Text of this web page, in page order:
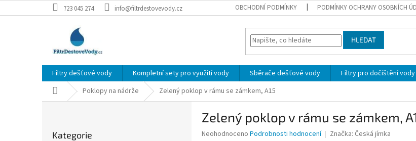
na
723 045 274 info@filtrdestovevody.cz OBCHODNÍ PODMÍNKY PODMÍNKY OCHRANY OSOBNÍCH
HLEDAT
Filtry dešťové vody Kompletní sety pro využití vody Sběrače dešťové vody Filtry pro dočištění vody
Domů Poklopy na nádrže Zelený poklop v rámu se zámkem, A15
kategorie
Kategorie
Zelený poklop v rámu se zámkem,
Průměrné
Neohodnoceno Podrobnosti hodnocení Značka: Česká jímka